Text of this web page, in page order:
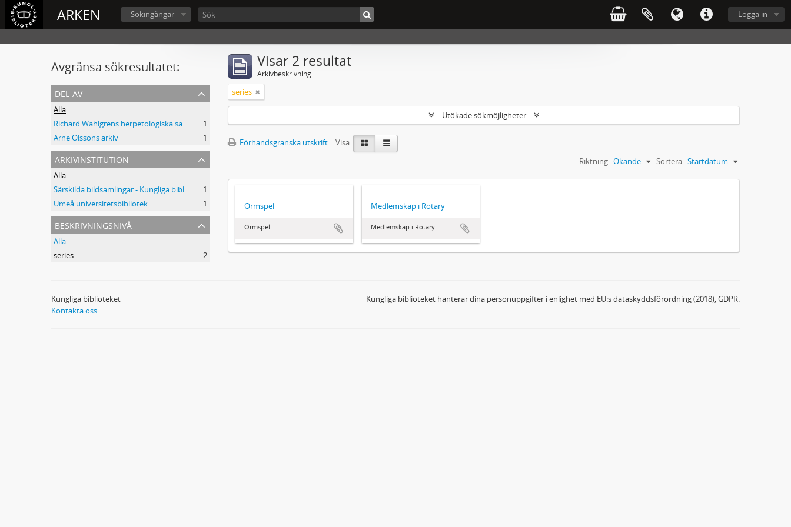
ARKEN Logga in
Sökingångar
Avgränsa sökresultatet:
del av
Alla
Richard Wahlgrens herpetologiska samling
1
Arne Olssons arkiv
1
arkivinstitution
Alla
Särskilda bildsamlingar - Kungliga biblioteket
1
Umeå universitetsbibliotek
1
beskrivningsnivå
Alla
series
2
Visar 2 resultat
Arkivbeskrivning
series
Utökade sökmöjligheter
Förhandsgranska utskrift
Visa:
Sortera: Startdatum
Riktning: Ökande
Ormspel
Ormspel
Medlemskap i Rotary
Medlemskap i Rotary
Kungliga biblioteket
Kontakta oss
Kungliga biblioteket hanterar dina personuppgifter i enlighet med EU:s dataskyddsförordning (2018), GDPR.